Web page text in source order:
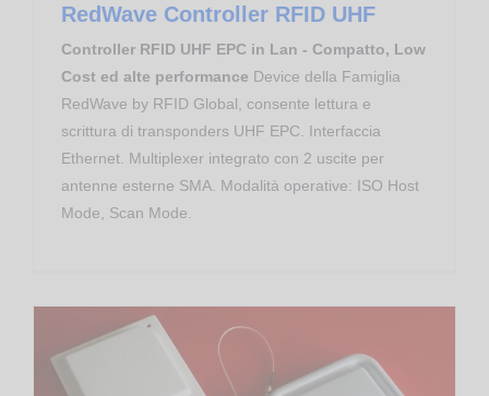
RedWave Controller RFID UHF
Controller RFID UHF EPC in Lan - Compatto, Low
Cost ed alte performance Device della Famiglia
RedWave by RFID Global, consente lettura e
scrittura di transponders UHF EPC. Interfaccia
Ethernet. Multiplexer integrato con 2 uscite per
antenne esterne SMA. Modalità operative: ISO Host
Mode, Scan Mode.